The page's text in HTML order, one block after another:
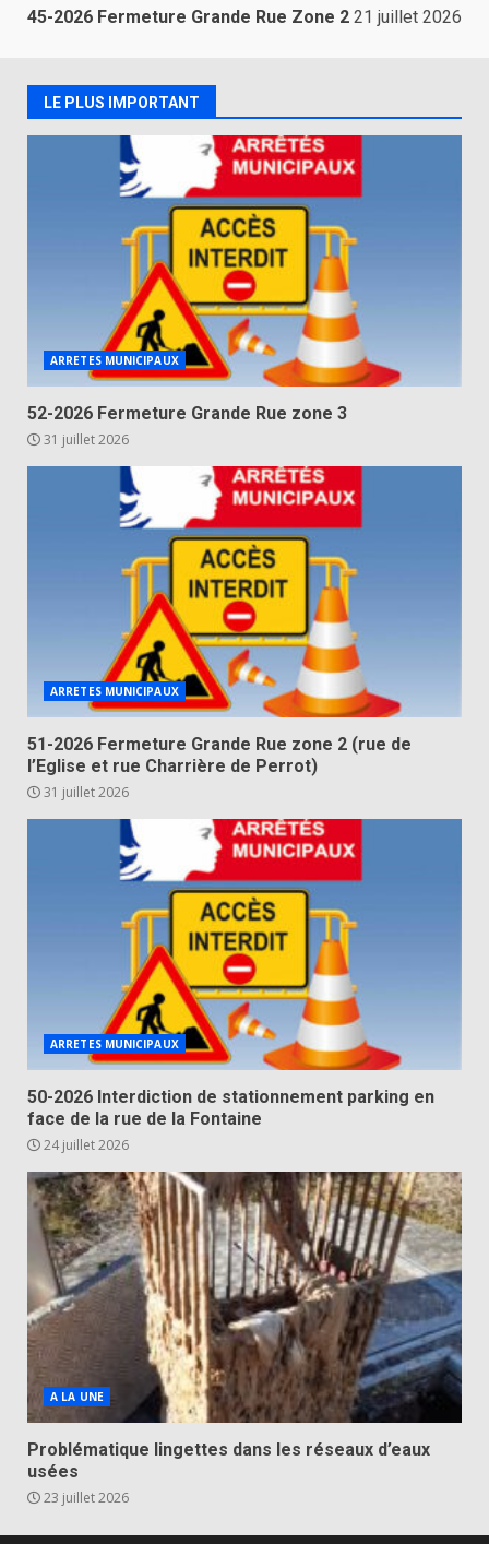
45-2026 Fermeture Grande Rue Zone 2 21 juillet 2026
LE PLUS IMPORTANT
ARRETES MUNICIPAUX
52-2026 Fermeture Grande Rue zone 3
31 juillet 2026
ARRETES MUNICIPAUX
51-2026 Fermeture Grande Rue zone 2 (rue de
l’Eglise et rue Charrière de Perrot)
31 juillet 2026
ARRETES MUNICIPAUX
50-2026 Interdiction de stationnement parking en
face de la rue de la Fontaine
24 juillet 2026
A LA UNE
Problématique lingettes dans les réseaux d’eaux
usées
23 juillet 2026